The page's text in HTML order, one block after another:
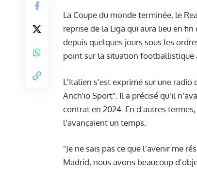
La Coupe du monde terminée, le
reprise de la Liga qui aura lieu en
depuis quelques jours sous les
point sur la situation footballistique
L'Italien s'est exprimé sur une radio
Anch'io Sport". Il a précisé qu’il
contrat en 2024. En d'autres
l’avançaient un temps.
"Je ne sais pas ce que l'avenir me
Madrid, nous avons beaucoup